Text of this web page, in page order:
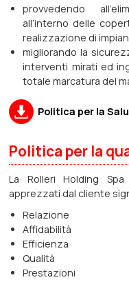
provvedendo
all’interno delle
realizzazione di
migliorando la
interventi mirati ed
totale marcatura del
Politica per la
Politica per la
La Rolleri Holding
apprezzati dal cliente
Relazione
Affidabilità
Efficienza
Qualità
Prestazioni